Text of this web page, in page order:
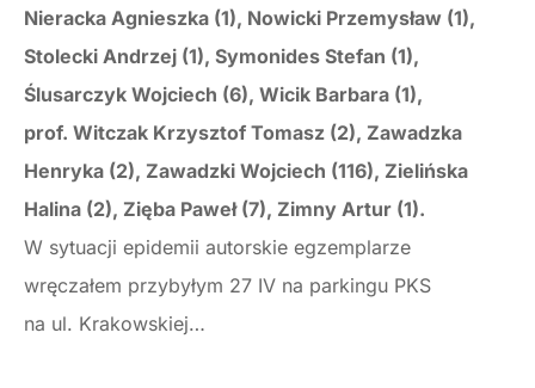
Nieracka Agnieszka (1), Nowicki Przemysław (1),
Stolecki Andrzej (1), Symonides Stefan (1),
Ślusarczyk Wojciech (6), Wicik Barbara (1),
prof. Witczak Krzysztof Tomasz (2), Zawadzka
Henryka (2), Zawadzki Wojciech (116), Zielińska
Halina (2), Zięba Paweł (7), Zimny Artur (1).
W sytuacji epidemii autorskie egzemplarze
wręczałem przybyłym 27 IV na parkingu PKS
na ul. Krakowskiej…